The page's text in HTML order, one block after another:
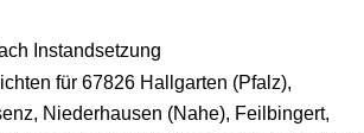
Instandsetzung
für 67826 Hallgarten (Pfalz),
Niederhausen (Nahe), Feilbingert,